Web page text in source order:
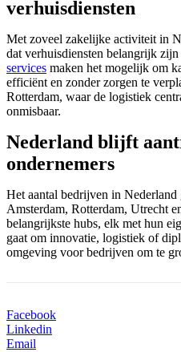
verhuisdiensten
Met zoveel zakelijke activiteit in
dat verhuisdiensten belangrijk
services maken het mogelijk om
efficiënt en zonder zorgen te
Rotterdam, waar de logistiek
onmisbaar.
Nederland blijft
ondernemers
Het aantal bedrijven in Nederland
Amsterdam, Rotterdam, Utrecht
belangrijkste hubs, elk met hun
gaat om innovatie, logistiek of
omgeving voor bedrijven om te
Facebook
Linkedin
Email